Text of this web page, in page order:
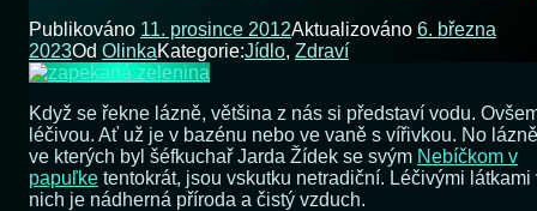
Publikováno 11. prosince 2012Aktualizováno 6. března
2023Od OlinkaKategorie:Jídlo, Zdraví
Když se řekne lázně, většina z nás si představí vodu.
léčivou. Ať už je v bazénu nebo ve vaně s vířivkou. No
ve kterých byl šéfkuchař Jarda Žídek se svým Nebíčkom v
papuľke tentokrát, jsou vskutku netradiční. Léčivými látkami
nich je nádherná příroda a čistý vzduch.